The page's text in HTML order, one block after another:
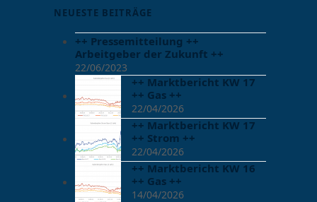
NEUESTE BEITRÄGE
++ Pressemitteilung ++
Arbeitgeber der Zukunft ++
22/06/2023
++ Marktbericht KW 17
++ Gas ++
22/04/2026
++ Marktbericht KW 17
++ Strom ++
22/04/2026
++ Marktbericht KW 16
++ Gas ++
14/04/2026